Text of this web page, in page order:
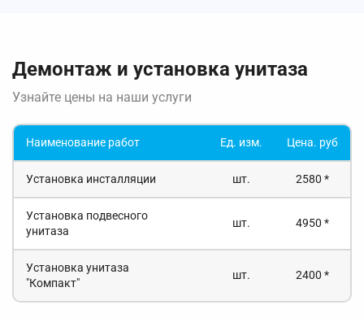
Демонтаж и установка унитаза
Узнайте цены на наши услуги
Наименование работ Ед. изм. Цена. руб
Установка инсталляции шт. 2580 *
Установка подвесного
унитаза
шт. 4950 *
Установка унитаза
"Компакт"
шт. 2400 *